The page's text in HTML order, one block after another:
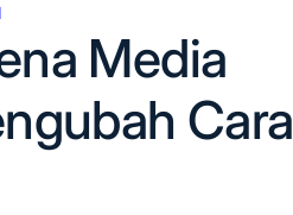
Media
Cara